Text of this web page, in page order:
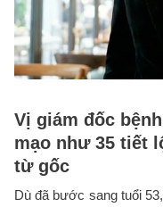
Vị giám đốc
mạo như 35 tiết
từ gốc
Dù đã bước sang tuổi